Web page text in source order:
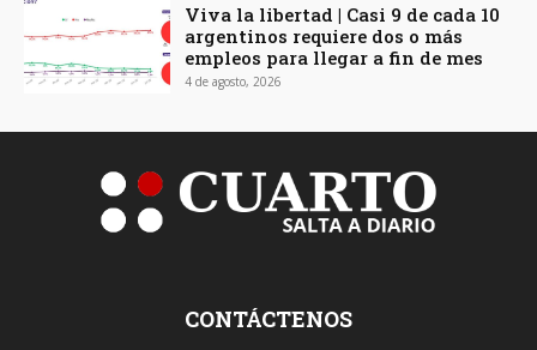
Viva la libertad | Casi 9 de cada 10
argentinos requiere dos o más
empleos para llegar a fin de mes
4 de agosto, 2026
CONTÁCTENOS